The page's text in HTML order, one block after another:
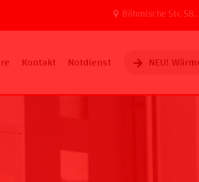
Böhmische Str.
Kontakt Notdienst NEU!